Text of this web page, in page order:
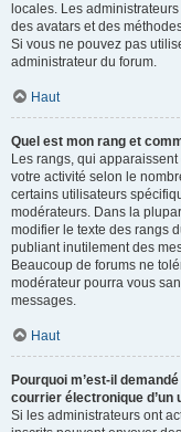
locales. Les
des avatars et des
Si vous ne pouvez pas
administrateur du forum.
Haut
Quel est mon rang et
Les rangs, qui
votre activité selon le
certains utilisateurs
modérateurs. Dans la
modifier le texte des rangs
publiant inutilement des
Beaucoup de forums ne
modérateur pourra vous
messages.
Haut
Pourquoi m’est-il
courrier électronique d’un
Si les administrateurs ont